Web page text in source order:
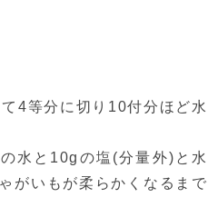
4等分に切り10付分ほど水
水と10gの塩(分量外)と水
がいもが柔らかくなるまで